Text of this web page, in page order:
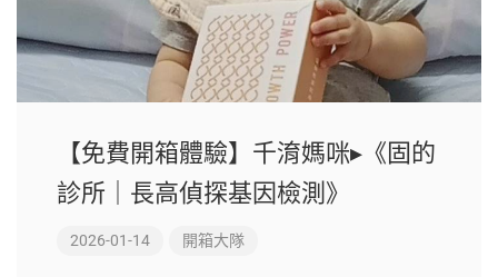
【免費開箱體驗】千淯媽咪▸《固的
診所｜長高偵探基因檢測》
2026-01-14 開箱大隊